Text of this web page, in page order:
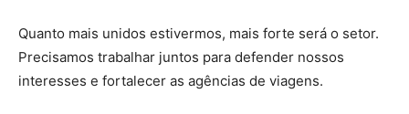
Quanto mais unidos estivermos, mais forte será o setor.
Precisamos trabalhar juntos para defender nossos
interesses e fortalecer as agências de viagens.